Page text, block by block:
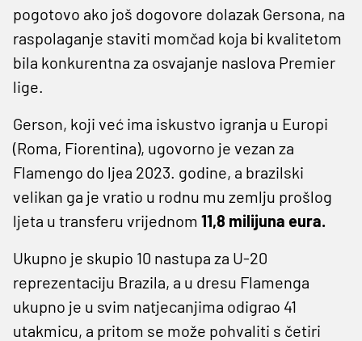
pogotovo ako još dogovore dolazak Gersona, na
raspolaganje staviti momčad koja bi kvalitetom
bila konkurentna za osvajanje naslova Premier
lige.
Gerson, koji već ima iskustvo igranja u Europi
(Roma, Fiorentina), ugovorno je vezan za
Flamengo do ljea 2023. godine, a brazilski
velikan ga je vratio u rodnu mu zemlju prošlog
ljeta u transferu vrijednom 11,8 milijuna eura.
Ukupno je skupio 10 nastupa za U-20
reprezentaciju Brazila, a u dresu Flamenga
ukupno je u svim natjecanjima odigrao 41
utakmicu, a pritom se može pohvaliti s četiri